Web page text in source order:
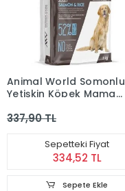
Animal World Somonlu
Yetişkin Köpek Maması
337,90 TL
Sepetteki Fiyat
334,52 TL
Sepete Ekle